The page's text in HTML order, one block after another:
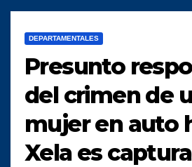
DEPARTAMENTALES
Presunto
del crimen de
mujer en auto
Xela es